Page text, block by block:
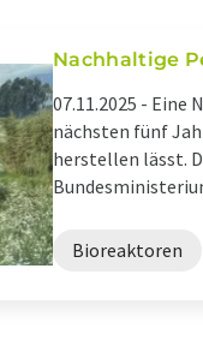
Nachhaltige
07.11.2025 - Eine
nächsten fünf
herstellen lässt.
Bioreaktoren